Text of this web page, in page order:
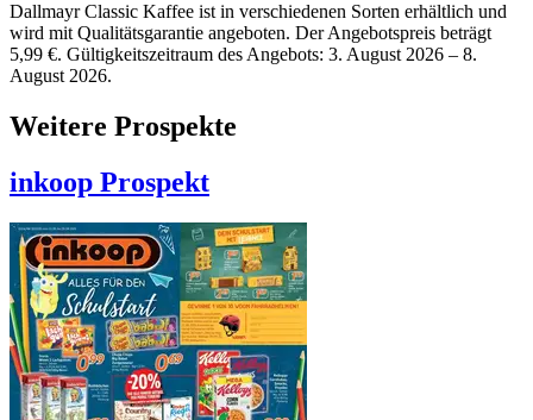
Dallmayr Classic Kaffee ist in verschiedenen Sorten erhältlich und
wird mit Qualitätsgarantie angeboten. Der Angebotspreis beträgt
5,99 €. Gültigkeitszeitraum des Angebots: 3. August 2026 – 8.
August 2026.
Weitere Prospekte
inkoop Prospekt